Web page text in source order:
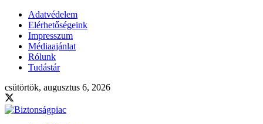
Adatvédelem
Elérhetőségeink
Impresszum
Médiaajánlat
Rólunk
Tudástár
csütörtök, augusztus 6, 2026